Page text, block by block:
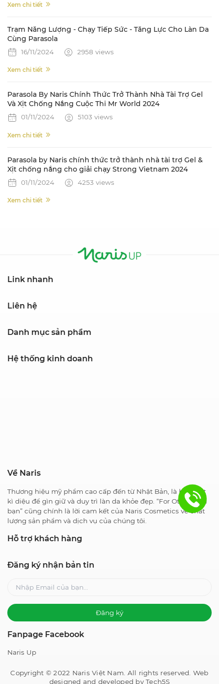
Xem chi tiết
Trạm Năng Lượng - Chạy Tiếp Sức - Tăng Lực Cho Làn Da
Cùng Parasola
16/11/2024 2958 views
Xem chi tiết
Parasola By Naris Chính Thức Trở Thành Nhà Tài Trợ Gel
Và Xịt Chống Nắng Cuộc Thi Mr World 2024
01/11/2024 5103 views
Xem chi tiết
Parasola by Naris chính thức trở thành nhà tài trợ Gel &
Xịt chống nắng cho giải chạy Strong Vietnam 2024
01/11/2024 4253 views
Xem chi tiết
Link nhanh
Liên hệ
Danh mục sản phẩm
Hệ thống kinh doanh
Về Naris
Thương hiệu mỹ phẩm cao cấp đến từ Nhật Bản, là bí quyết
kì diệu để gìn giữ và duy trì làn da khỏe đẹp. “For Others – Vì
bạn” cũng chính là lời cam kết của Naris Cosmetics về chất
lượng sản phẩm và dịch vụ của chúng tôi.
Hỗ trợ khách hàng
Đăng ký nhận bản tin
Đăng ký
Fanpage Facebook
Naris Up
Copyright © 2022 Naris Việt Nam. All rights reserved. Web
designed and developed by Tech5S